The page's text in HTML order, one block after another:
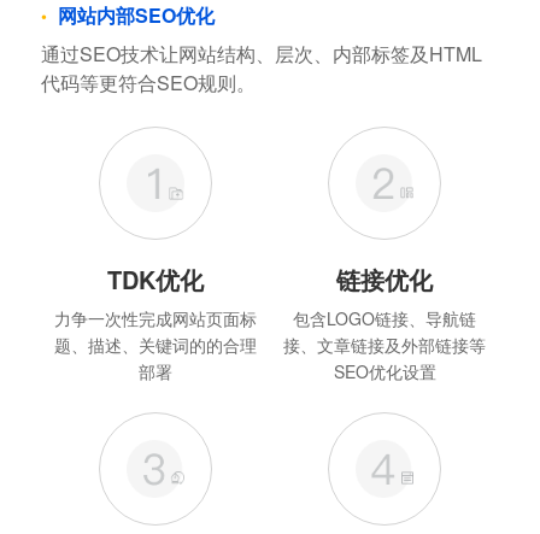
网站内部SEO优化
通过SEO技术让网站结构、层次、内部标签及HTML
代码等更符合SEO规则。
TDK优化
力争一次性完成网站页面标
题、描述、关键词的的合理
部署
链接优化
包含LOGO链接、导航链
接、文章链接及外部链接等
SEO优化设置